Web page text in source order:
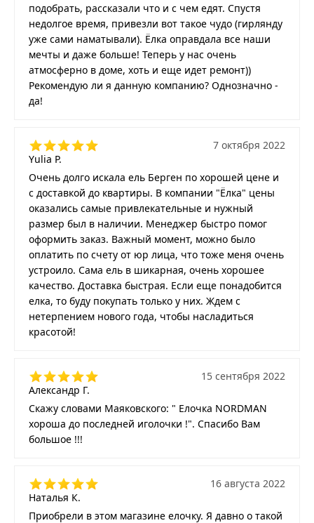
подобрать, рассказали что и с чем едят. Спустя
недолгое время, привезли вот такое чудо (гирлянду
уже сами наматывали). Ёлка оправдала все наши
мечты и даже больше! Теперь у нас очень
атмосферно в доме, хоть и еще идет ремонт))
Рекомендую ли я данную компанию? Однозначно -
да!
Yulia P.
7 октября 2022
Очень долго искала ель Берген по хорошей цене и
с доставкой до квартиры. В компании "Ёлка" цены
оказались самые привлекательные и нужный
размер был в наличии. Менеджер быстро помог
оформить заказ. Важный момент, можно было
оплатить по счету от юр лица, что тоже меня очень
устроило. Сама ель в шикарная, очень хорошее
качество. Доставка быстрая. Если еще понадобится
елка, то буду покупать только у них. Ждем с
нетерпением нового года, чтобы насладиться
красотой!
Александр Г.
15 сентября 2022
Скажу словами Маяковского: " Елочка NORDMAN
хороша до последней иголочки !". Спасибо Вам
большое !!!
Наталья К.
16 августа 2022
Приобрели в этом магазине елочку. Я давно о такой